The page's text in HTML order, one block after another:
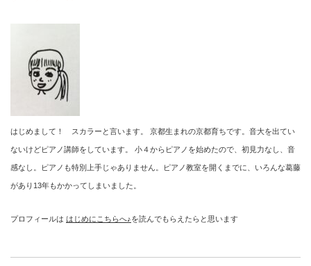
はじめまして！ スカラーと言います。 京都生まれの京都育ちです。音大を出てい
ないけどピアノ講師をしています。 小４からピアノを始めたので、初見力なし、音
感なし。ピアノも特別上手じゃありません。ピアノ教室を開くまでに、いろんな葛藤
があり13年もかかってしまいました。
プロフィールは はじめにこちらへ♪を読んでもらえたらと思います